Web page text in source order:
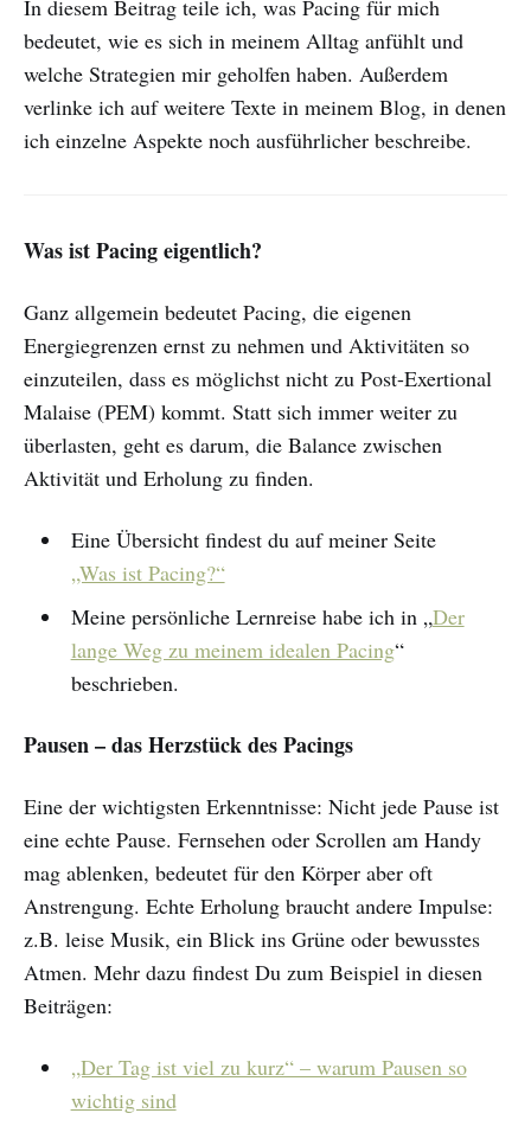
In diesem Beitrag teile ich, was Pacing für mich
bedeutet, wie es sich in meinem Alltag anfühlt und
welche Strategien mir geholfen haben. Außerdem
verlinke ich auf weitere Texte in meinem Blog, in denen
ich einzelne Aspekte noch ausführlicher beschreibe.
Was ist Pacing eigentlich?
Ganz allgemein bedeutet Pacing, die eigenen
Energiegrenzen ernst zu nehmen und Aktivitäten so
einzuteilen, dass es möglichst nicht zu Post-Exertional
Malaise (PEM) kommt. Statt sich immer weiter zu
überlasten, geht es darum, die Balance zwischen
Aktivität und Erholung zu finden.
Eine Übersicht findest du auf meiner Seite
„Was ist Pacing?“
Meine persönliche Lernreise habe ich in „Der
lange Weg zu meinem idealen Pacing“
beschrieben.
Pausen – das Herzstück des Pacings
Eine der wichtigsten Erkenntnisse: Nicht jede Pause ist
eine echte Pause. Fernsehen oder Scrollen am Handy
mag ablenken, bedeutet für den Körper aber oft
Anstrengung. Echte Erholung braucht andere Impulse:
z.B. leise Musik, ein Blick ins Grüne oder bewusstes
Atmen. Mehr dazu findest Du zum Beispiel in diesen
Beiträgen:
„Der Tag ist viel zu kurz“ – warum Pausen so
wichtig sind